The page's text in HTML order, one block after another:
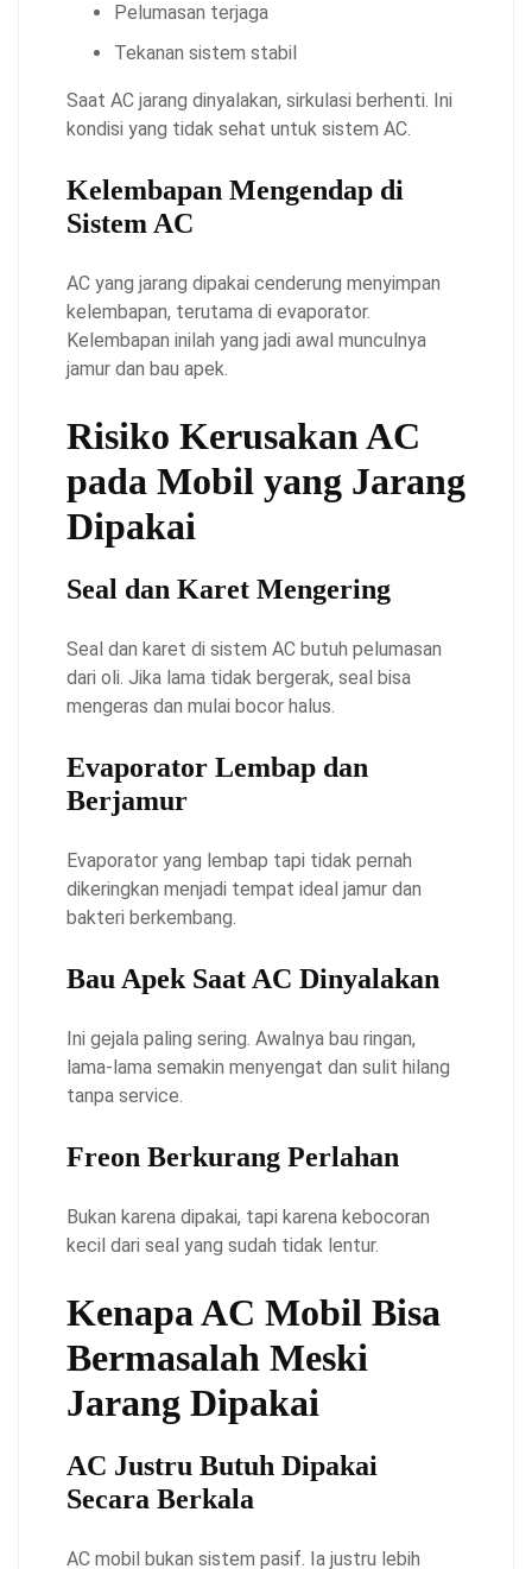
Pelumasan terjaga
Tekanan sistem stabil
Saat AC jarang dinyalakan, sirkulasi berhenti. Ini
kondisi yang tidak sehat untuk sistem AC.
Kelembapan Mengendap di
Sistem AC
AC yang jarang dipakai cenderung menyimpan
kelembapan, terutama di evaporator.
Kelembapan inilah yang jadi awal munculnya
jamur dan bau apek.
Risiko Kerusakan AC
pada Mobil yang Jarang
Dipakai
Seal dan Karet Mengering
Seal dan karet di sistem AC butuh pelumasan
dari oli. Jika lama tidak bergerak, seal bisa
mengeras dan mulai bocor halus.
Evaporator Lembap dan
Berjamur
Evaporator yang lembap tapi tidak pernah
dikeringkan menjadi tempat ideal jamur dan
bakteri berkembang.
Bau Apek Saat AC Dinyalakan
Ini gejala paling sering. Awalnya bau ringan,
lama-lama semakin menyengat dan sulit hilang
tanpa service.
Freon Berkurang Perlahan
Bukan karena dipakai, tapi karena kebocoran
kecil dari seal yang sudah tidak lentur.
Kenapa AC Mobil Bisa
Bermasalah Meski
Jarang Dipakai
AC Justru Butuh Dipakai
Secara Berkala
AC mobil bukan sistem pasif. Ia justru lebih